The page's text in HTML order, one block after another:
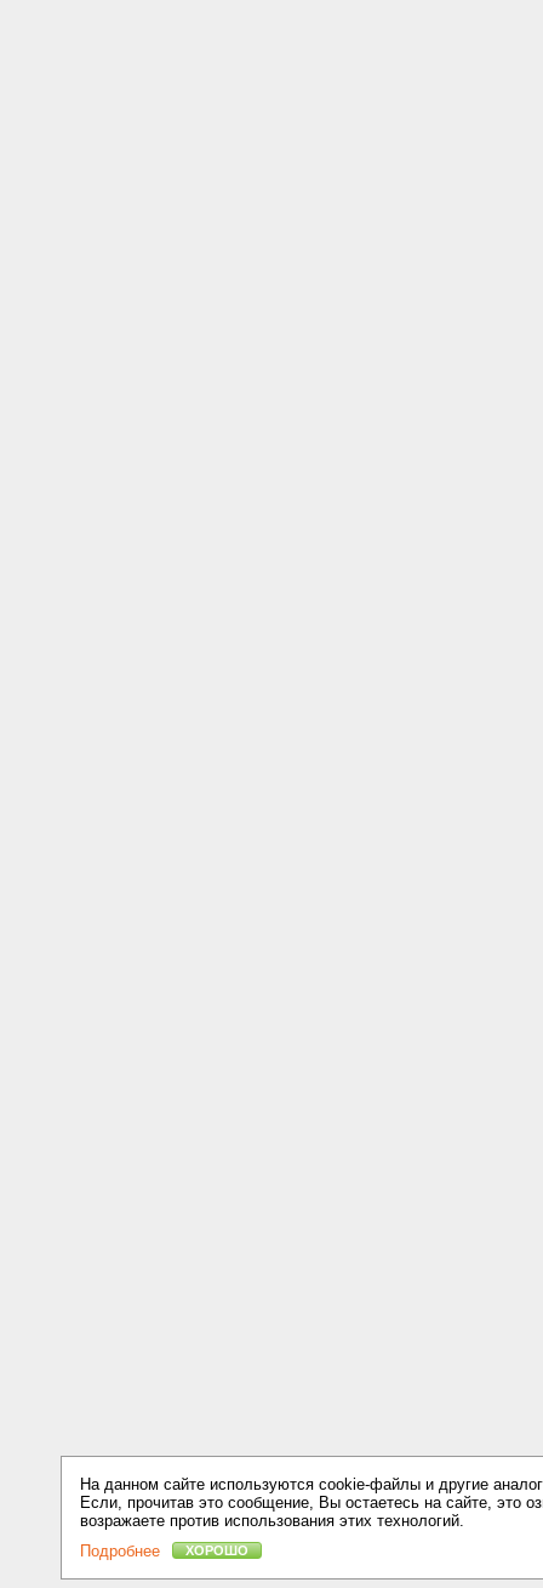
На данном сайте используются cookie-файлы и другие
Если, прочитав это сообщение, Вы остаетесь на сайте, это
возражаете против использования этих технологий.
Подробнее
ХОРОШО